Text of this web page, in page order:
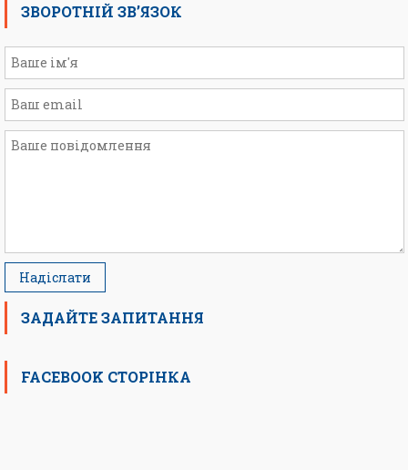
ЗВОРОТНІЙ ЗВ’ЯЗОК
ЗАДАЙТЕ ЗАПИТАННЯ
FACEBOOK СТОРІНКА